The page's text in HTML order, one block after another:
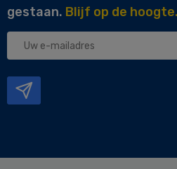
gestaan. Blijf op de hoogte.
Uw